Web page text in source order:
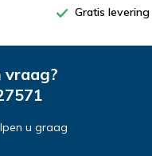
Gratis levering
vraag?
u graag